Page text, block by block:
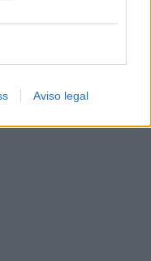
Aviso legal